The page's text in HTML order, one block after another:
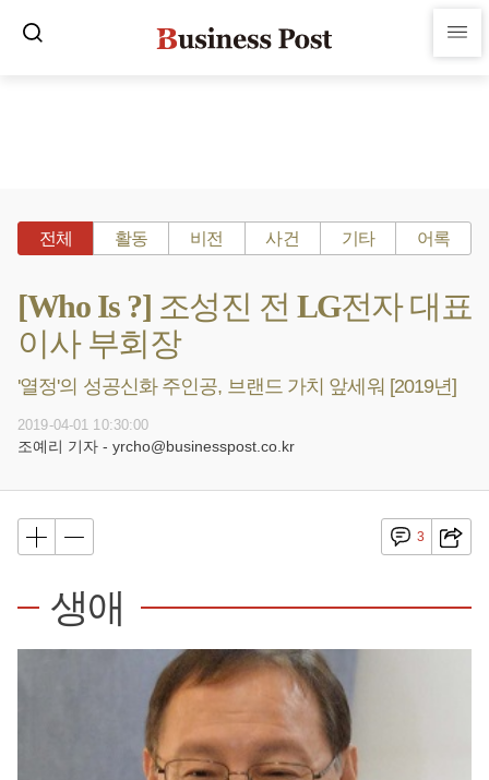
전체 활동 비전 사건 기타 어록
[Who Is ?] 조성진 전 LG전자 대표
이사 부회장
'열정'의 성공신화 주인공, 브랜드 가치 앞세워 [2019년]
2019-04-01 10:30:00
조예리 기자 - yrcho@businesspost.co.kr
3
생애